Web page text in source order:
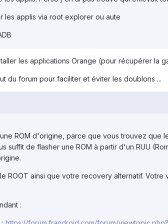
les applis via root explorer ou aute
les applications Orange (pour récupérer la
du forum pour faciliter et éviter les doublons ...
ROM d'origine, parce que vous trouvez que
suffit de flasher une ROM à partir d'un RUU
ROOT ainsi que votre recovery alternatif.
: